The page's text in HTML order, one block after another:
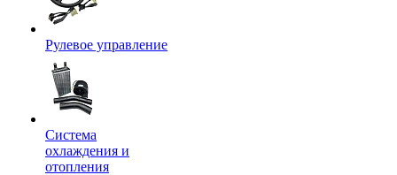
Рулевое управление
Система
охлаждения и
отопления